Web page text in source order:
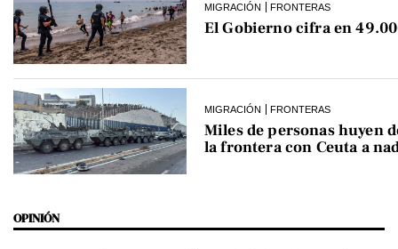
MIGRACIÓN FRONTERAS
El Gobierno cifra en
MIGRACIÓN FRONTERAS
Miles de personas huyen
la frontera con Ceuta a
OPINIÓN